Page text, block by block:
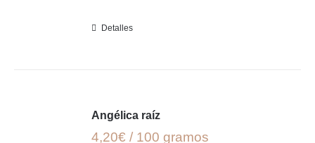
Detalles
Angélica raíz
4,20€ / 100 gramos